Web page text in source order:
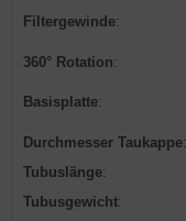
Filtergewinde:
360° Rotation:
Basisplatte:
Durchmesser Taukappe:
Tubuslänge:
Tubusgewicht: